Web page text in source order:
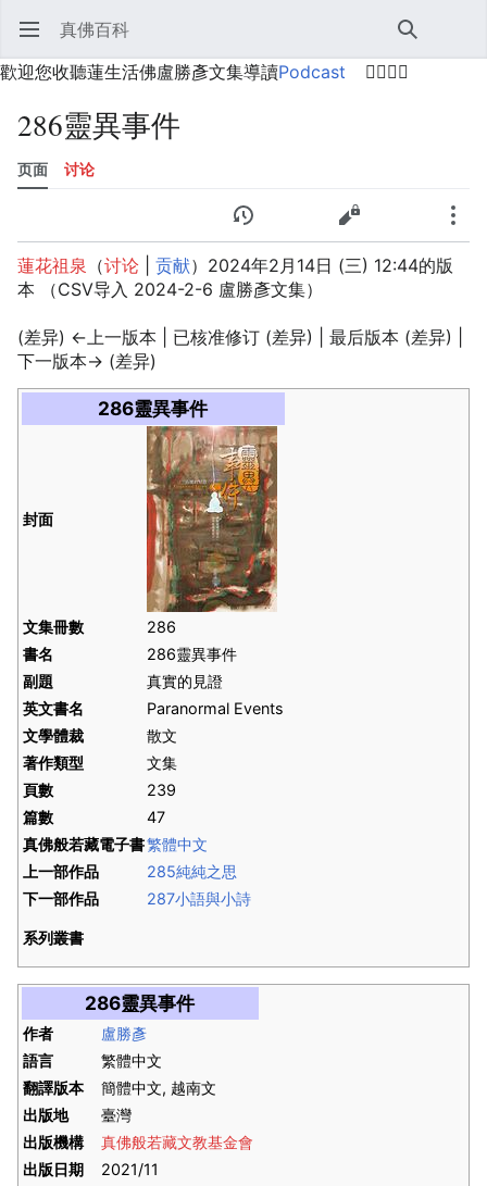
打开主菜单 真佛百科 搜索
歡迎您收聽蓮生活佛盧勝彥文集導讀Podcast 🙋‍♂️🙋‍♀️
286靈異事件
页面 讨论
历史
蓮花祖泉 （讨论 贡献） 2024年2月14日 (三) 12:44的版
本
（CSV导入 2024-2-6 盧勝彥文集）
(差异) ←上一版本 | 已核准修订 (差异) | 最后版本 (差异) |
下一版本→ (差异)
286靈異事件
封面
文集冊數
286
書名
286靈異事件
副題
真實的見證
英文書名
Paranormal Events
文學體裁
散文
著作類型
文集
頁數
239
篇數
47
真佛般若藏電子書繁體中文
上一部作品
285純純之思
下一部作品
287小語與小詩
系列叢書
286靈異事件
作者
盧勝彥
語言
繁體中文
翻譯版本
簡體中文, 越南文
出版地
臺灣
出版機構
真佛般若藏文教基金會
出版日期
2021/11